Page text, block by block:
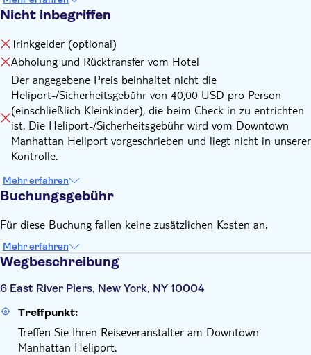
Bitte erscheinen Sie 45 Minuten vor Abflug. Die gewählte
Wetterbedingungen usw. nicht garantiert werden.
Nicht inbegriffen
Trinkgelder (optional)
Abholung und Rücktransfer vom Hotel
Der angegebene Preis beinhaltet nicht die
Heliport-/Sicherheitsgebühr von 40,00 USD pro Person
(einschließlich Kleinkinder), die beim Check-in zu entrichten
ist. Die Heliport-/Sicherheitsgebühr wird vom Downtown
Manhattan Heliport vorgeschrieben und liegt nicht in unserer
Kontrolle.
Mehr erfahren
Buchungsgebühr
Für diese Buchung fallen keine zusätzlichen Kosten an.
Mehr erfahren
Wegbeschreibung
6 East River Piers, New York, NY 10004
Treffpunkt:
Treffen Sie Ihren Reiseveranstalter am Downtown
Manhattan Heliport.